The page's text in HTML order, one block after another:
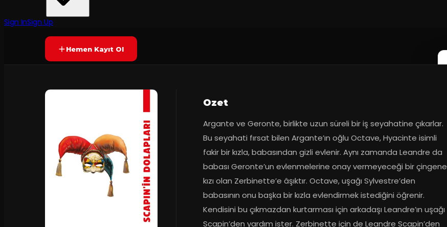
Sign InSign UpYAKINDA
Hemen Kayıt Ol
Ozet
Argante ve Geronte, birlikte uzun süreli bir iş seyahatine çıkarlar.
Bu seyahati fırsat bilen Argante’ın oğlu Octave, Hyacinte isimli
fakir bir kızla, babasından gizli evlenir. Aynı zamanda Leandre da
babası Geronte’un evlenmelerine onay vermeyeceği bir çingene
kızı olan Zerbinette’e âşıktır. Octave, uşağı Sylvestre’den
babasının onu başka bir kızla evlendirmek istediğini öğrenir.
Kendisini bu çıkmazdan kurtarması için arkadaşı Leandre’ın uşağı
Scapin’den yardım ister. Zerbinette için de Leandre Scapin’den